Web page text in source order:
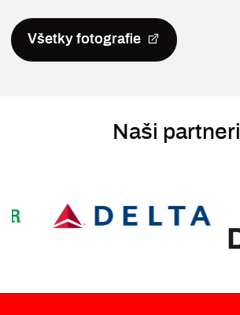
Všetky fotografie
Naši partneri